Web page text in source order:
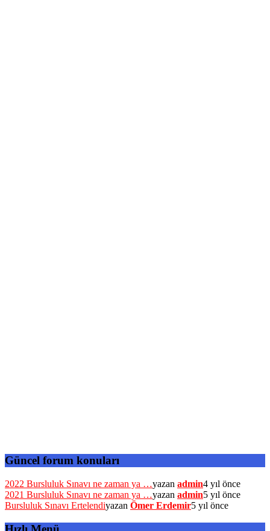
Güncel forum konuları
2022 Bursluluk Sınavı ne zaman ya …yazan admin4 yıl önce
2021 Bursluluk Sınavı ne zaman ya …yazan admin5 yıl önce
Bursluluk Sınavı Ertelendiyazan Ömer Erdemir5 yıl önce